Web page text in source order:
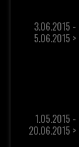
3.06.2015 -
5.06.2015 >
1.05.2015 -
20.06.2015 >